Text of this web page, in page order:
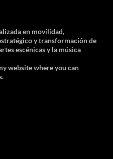
en movilidad,
y transformación de
escénicas y la música
website where you can